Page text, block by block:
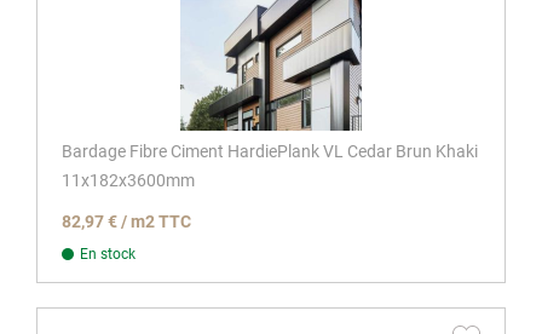
Bardage Fibre Ciment HardiePlank VL Cedar Brun Khaki
11x182x3600mm
82,97 € / m2 TTC
En stock